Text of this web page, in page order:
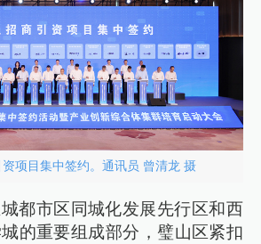
项目集中签约。通讯员 曾清龙 摄
都市区同城化发展先行区和西
的重要组成部分，璧山区紧扣